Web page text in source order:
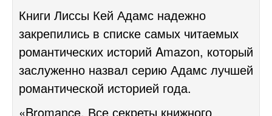
Книги Лиссы Кей Адамс надежно
закрепились в списке самых читаемых
романтических историй Amazon, который
заслуженно назвал серию Адамс лучшей
романтической историей года.
«Bromance. Все секреты книжного